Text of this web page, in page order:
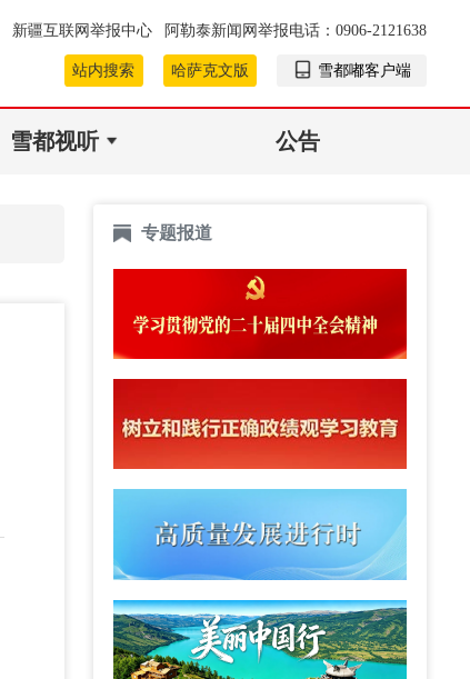
新疆互联网举报中心 阿勒泰新闻网举报电话：0906-2121638
站内搜索 哈萨克文版 雪都嘟客户端
雪都视听 公告
专题报道